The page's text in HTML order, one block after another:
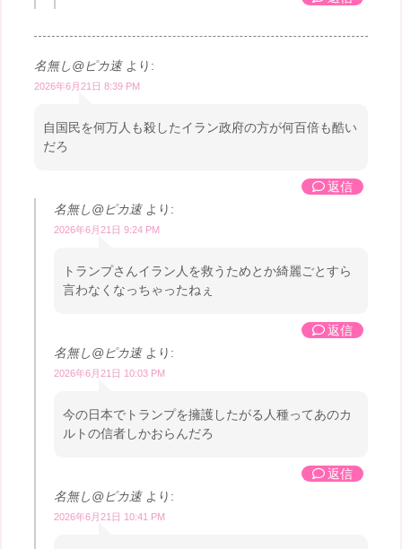
名無し@ピカ速 より:
2026年6月21日 8:39 PM
自国民を何万人も殺したイラン政府の方が何百倍も酷い
だろ
返信
名無し@ピカ速 より:
2026年6月21日 9:24 PM
トランプさんイラン人を救うためとか綺麗ごとすら
言わなくなっちゃったねぇ
返信
名無し@ピカ速 より:
2026年6月21日 10:03 PM
今の日本でトランプを擁護したがる人種ってあのカ
ルトの信者しかおらんだろ
返信
名無し@ピカ速 より:
2026年6月21日 10:41 PM